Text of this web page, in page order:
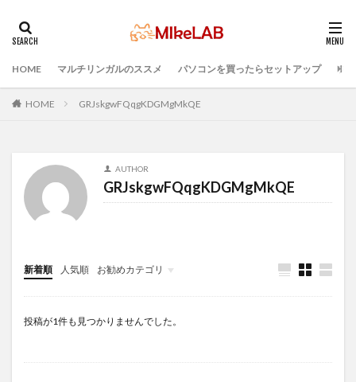
HOME マルチリンガルのススメ パソコンを買ったらセットアップ プ
HOME GRJskgwFQqgKDGMgMkQE
AUTHOR
GRJskgwFQqgKDGMgMkQE
新着順 人気順 お勧めカテゴリ
Infomation
投稿が1件も見つかりませんでした。
タグ
ウィルス対策 PC準備
プログラミング準備
PCセットアップ
初心者
ブラインドタッチ PC選択